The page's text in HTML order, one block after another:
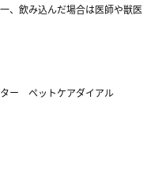
、飲み込んだ場合は医師や獣医
ー ペットケアダイアル